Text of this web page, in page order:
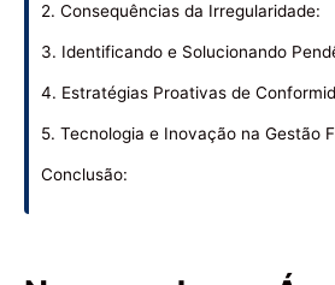
2. Consequências da Irregularidade:
3. Identificando e Solucionando
4. Estratégias Proativas de
5. Tecnologia e Inovação na Gestão
Conclusão: